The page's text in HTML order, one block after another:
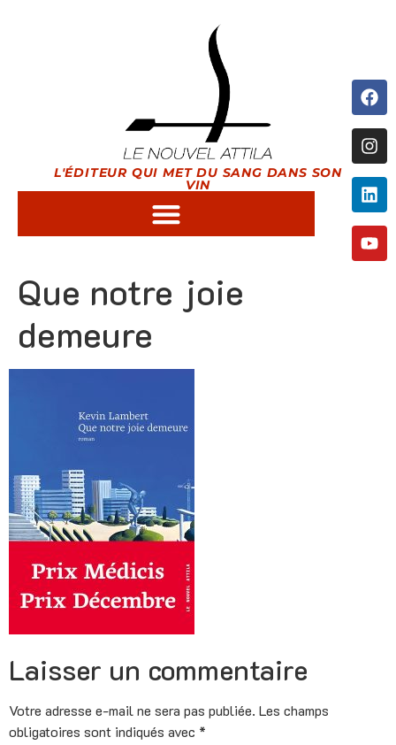
L'ÉDITEUR QUI MET DU SANG DANS SON
VIN
Que notre joie
demeure
Laisser un commentaire
Votre adresse e-mail ne sera pas publiée. Les champs
obligatoires sont indiqués avec *